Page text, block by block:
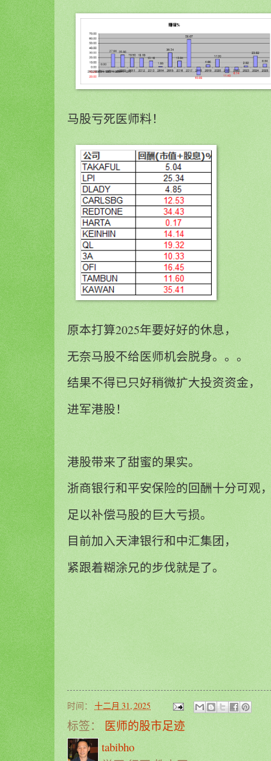
马股亏死医师料！
原本打算2025年要好好的休息，
无奈马股不给医师机会脱身。。。
结果不得已只好稍微扩大投资资金，
进军港股！
港股带来了甜蜜的果实。
浙商银行和平安保险的回酬十分可观
足以补偿马股的巨大亏损。
目前加入天津银行和中汇集团，
紧跟着糊涂兄的步伐就是了。
时间： 十二月 31, 2025
标签： 医师的股市足迹
tabibho